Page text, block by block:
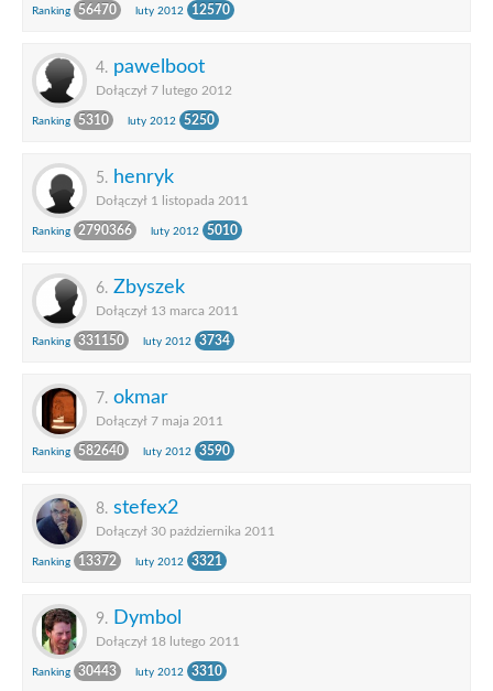
Ranking 56470 luty 2012 12570
4. pawelboot
Dołączył 7 lutego 2012
Ranking 5310 luty 2012 5250
5. henryk
Dołączył 1 listopada 2011
Ranking 2790366 luty 2012 5010
6. Zbyszek
Dołączył 13 marca 2011
Ranking 331150 luty 2012 3734
7. okmar
Dołączył 7 maja 2011
Ranking 582640 luty 2012 3590
8. stefex2
Dołączył 30 października 2011
Ranking 13372 luty 2012 3321
9. Dymbol
Dołączył 18 lutego 2011
Ranking 30443 luty 2012 3310